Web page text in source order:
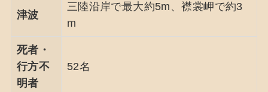
津波
三陸沿岸で最大約5m、襟裳岬で約3
m
死者・
行方不
明者
52名